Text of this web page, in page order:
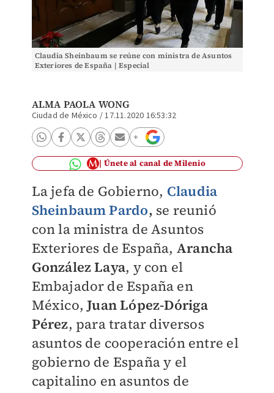
Claudia Sheinbaum se reúne con ministra de Asuntos
Exteriores de España | Especial
ALMA PAOLA WONG
Ciudad de México /17.11.2020 16:53:32
Únete al canal de Milenio
La jefa de Gobierno, Claudia
Sheinbaum Pardo, se reunió
con la ministra de Asuntos
Exteriores de España, Arancha
González Laya, y con el
Embajador de España en
México,Juan López-Dóriga
Pérez, para tratar diversos
asuntos de cooperación entre el
gobierno de España y el
capitalino en asuntos de